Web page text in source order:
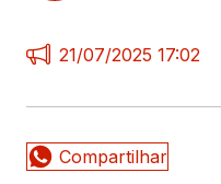
21/07/2025 17:02